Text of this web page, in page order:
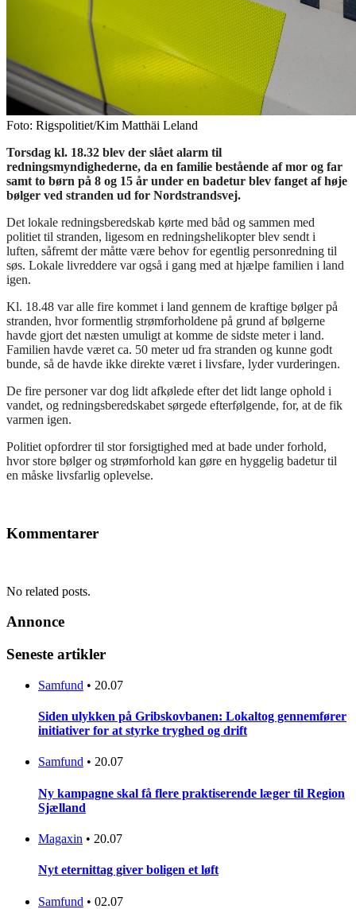
Foto: Rigspolitiet/Kim Matthäi Leland
Torsdag kl. 18.32 blev der slået alarm til
redningsmyndighederne, da en familie bestående af mor og far
samt to børn på 8 og 15 år under en badetur blev fanget af høje
bølger ved stranden ud for Nordstrandsvej.
Det lokale redningsberedskab kørte med båd og sammen med
politiet til stranden, ligesom en redningshelikopter blev sendt i
luften, såfremt der måtte være behov for egentlig personredning til
søs. Lokale livreddere var også i gang med at hjælpe familien i land
igen.
Kl. 18.48 var alle fire kommet i land gennem de kraftige bølger på
stranden, hvor formentlig strømforholdene på grund af bølgerne
havde gjort det næsten umuligt at komme de sidste meter i land.
Familien havde været ca. 50 meter ud fra stranden og kunne godt
bunde, så de havde ikke direkte været i livsfare, lyder vurderingen.
De fire personer var dog lidt afkølede efter det lidt lange ophold i
vandet, og redningsberedskabet sørgede efterfølgende, for, at de fik
varmen igen.
Politiet opfordrer til stor forsigtighed med at bade under forhold,
hvor store bølger og strømforhold kan gøre en hyggelig badetur til
en måske livsfarlig oplevelse.
Kommentarer
No related posts.
Annonce
Seneste artikler
Samfund • 20.07
Siden ulykken på Gribskovbanen: Lokaltog gennemfører
initiativer for at styrke tryghed og drift
Samfund • 20.07
Ny kampagne skal få flere praktiserende læger til Region
Sjælland
Magaxin • 20.07
Nyt eternittag giver boligen et løft
Samfund • 02.07